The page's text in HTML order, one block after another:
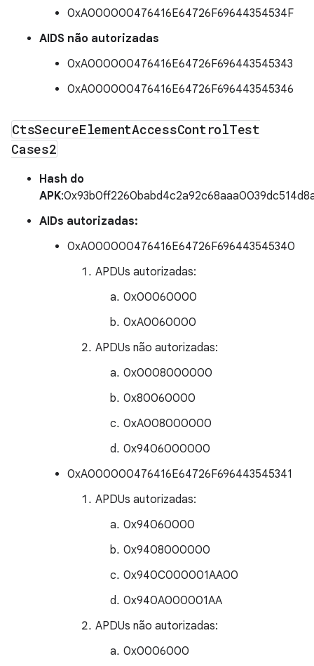
0xA000000476416E64726F69644354534F
AIDS não autorizadas
0xA000000476416E64726F696443545343
0xA000000476416E64726F696443545346
CtsSecureElementAccessControlTest
Cases2
Hash do
APK
AIDs autorizadas:
0xA000000476416E64726F696443545340
APDUs autorizadas:
0x00060000
0xA0060000
APDUs não autorizadas:
0x0008000000
0x80060000
0xA008000000
0x9406000000
0xA000000476416E64726F696443545341
APDUs autorizadas:
0x94060000
0x9408000000
0x940C000001AA00
0x940A000001AA
APDUs não autorizadas:
0x0006000